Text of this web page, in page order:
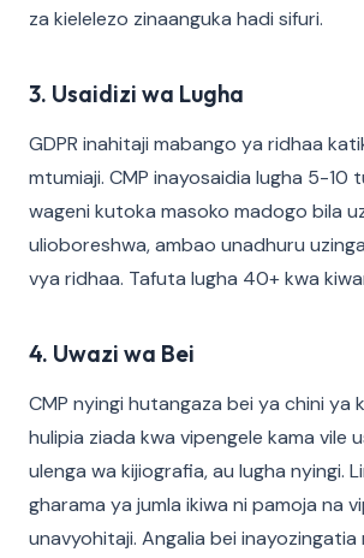
za kielelezo zinaanguka hadi sifuri.
3. Usaidizi wa Lugha
GDPR inahitaji mabango ya ridhaa
mtumiaji. CMP inayosaidia lugha 5-10
wageni kutoka masoko madogo bila
ulioboreshwa, ambao unadhuru
vya ridhaa. Tafuta lugha 40+ kwa
4. Uwazi wa Bei
CMP nyingi hutangaza bei ya chini ya
hulipia ziada kwa vipengele kama vile
ulenga wa kijiografia, au lugha nyingi.
gharama ya jumla ikiwa ni pamoja na
unavyohitaji. Angalia bei